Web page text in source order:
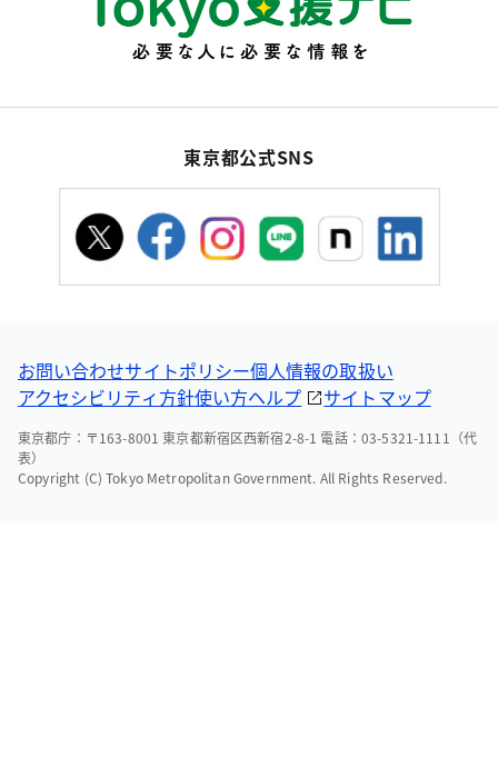
東京都公式SNS
お問い合わせサイトポリシー個人情報の取扱い
アクセシビリティ方針使い方ヘルプ サイトマップ
東京都庁：〒163-8001 東京都新宿区西新宿2-8-1 電話：03-5321-1111（代
表）
Copyright (C) Tokyo Metropolitan Government. All Rights Reserved.